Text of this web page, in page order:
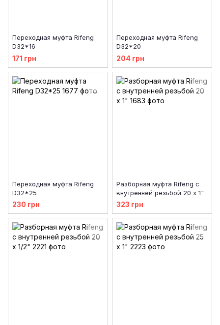
Переходная муфта Rifeng
D32*16
171 грн
Переходная муфта Rifeng
D32*20
204 грн
Переходная муфта Rifeng
D32*25
230 грн
Разборная муфта Rifeng с
внутренней резьбой 20 х 1"
323 грн